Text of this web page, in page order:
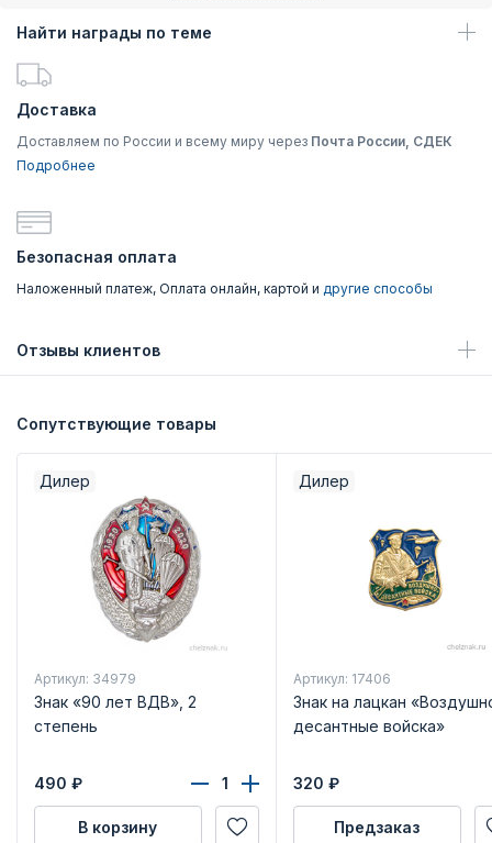
Найти награды по теме
Доставка
Доставляем по России и всему миру через Почта России, СДЕК
Подробнее
Безопасная оплата
Наложенный платеж, Оплата онлайн, картой и другие способы
Отзывы клиентов
Сопутствующие товары
Дилер
Артикул: 34979
Знак «90 лет ВДВ», 2
степень
490 ₽
В корзину
Дилер
Артикул: 17406
Знак на лацкан
десантные войска»
320 ₽
Предзаказ